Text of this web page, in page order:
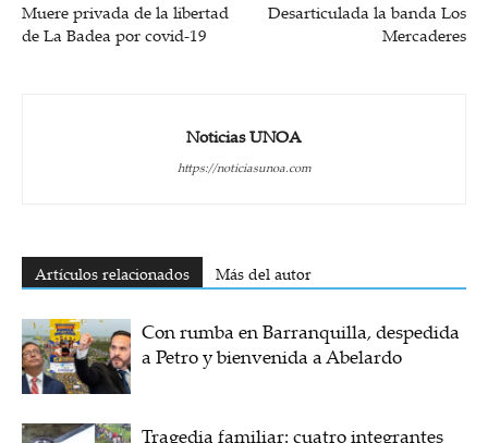
Muere privada de la libertad
de La Badea por covid-19
Desarticulada la banda Los
Mercaderes
Noticias UNOA
https://noticiasunoa.com
Artículos relacionados Más del autor
Con rumba en Barranquilla, despedida
a Petro y bienvenida a Abelardo
Tragedia familiar: cuatro integrantes